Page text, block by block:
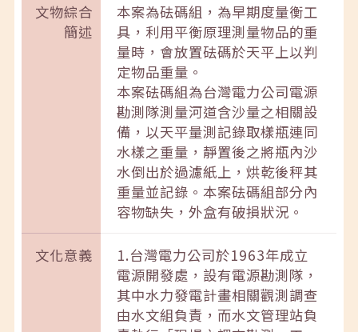
文物綜合
簡述
本案為砝碼組，為早期度量衡工
具，利用平衡原理測量物品的重
量時，會放置砝碼於天平上以判
定物品重量。
本案砝碼組為台灣電力公司電源
勘測隊測量河道含沙量之相關設
備，以天平量測記錄取樣瓶連同
水樣之重量，靜置後之將瓶內沙
水倒出於過濾紙上，烘乾後秤其
重量並記錄。本案砝碼組部分內
容物缺失，外盒有破損狀況。
文化意義
1.台灣電力公司於1963年成立
電源開發處，設有電源勘測隊，
其中水力發電計畫相關觀測調查
由水文組負責，而水文管理站負